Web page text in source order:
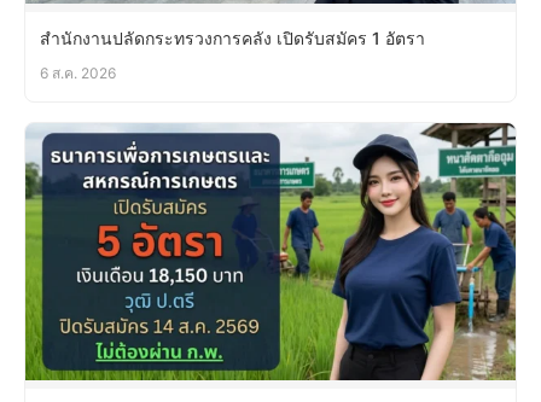
สำนักงานปลัดกระทรวงการคลัง เปิดรับสมัคร 1 อัตรา
6 ส.ค. 2026